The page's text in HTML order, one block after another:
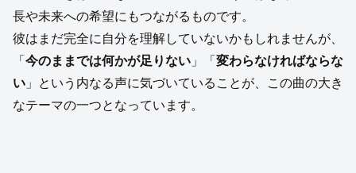
長や未来への希望にもつながるものです。
彼はまだ完全に自分を理解していないかもしれませんが、
「 今のままでは何かが足りない 」「 変わらなければならな
い 」という内なる声に気づいていることが、この曲の大き
なテーマの一つとなっています。